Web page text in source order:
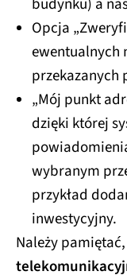
budynku) a
Opcja
ewentualnych
przekazanych
„Mój punkt
dzięki której
wybranym
przykład
inwestycyjny.
Należy